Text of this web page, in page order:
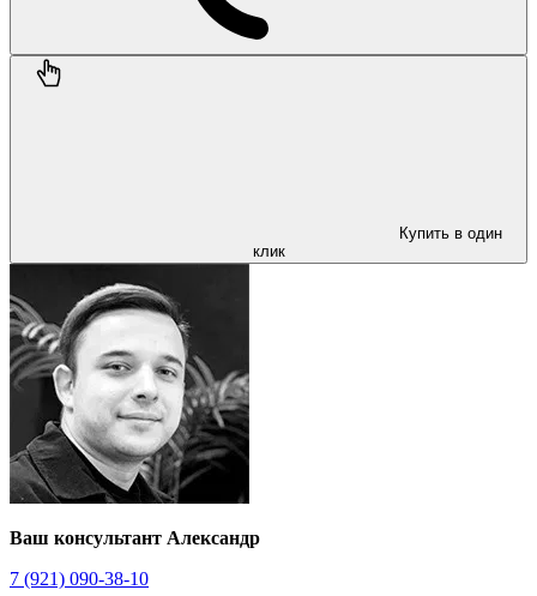
Купить в один
клик
Ваш консультант Александр
7 (921) 090-38-10